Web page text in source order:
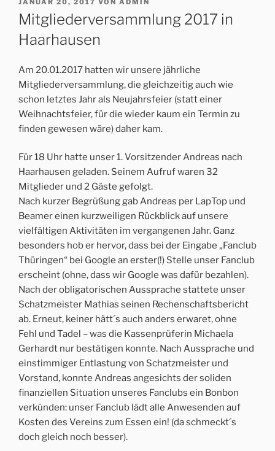
AM
JANUAR 20, 2017 VON ADMIN
Mitgliederversammlung 2017 in
Haarhausen
Am 20.01.2017 hatten wir unsere jährliche
Mitgliederversammlung, die gleichzeitig auch wie
schon letztes Jahr als Neujahrsfeier (statt einer
Weihnachtsfeier, für die wieder kaum ein Termin zu
finden gewesen wäre) daher kam.
Für 18 Uhr hatte unser 1. Vorsitzender Andreas nach
Haarhausen geladen. Seinem Aufruf waren 32
Mitglieder und 2 Gäste gefolgt.
Nach kurzer Begrüßung gab Andreas per LapTop und
Beamer einen kurzweiligen Rückblick auf unsere
vielfältigen Aktivitäten im vergangenen Jahr. Ganz
besonders hob er hervor, dass bei der Eingabe „Fanclub
Thüringen“ bei Google an erster(!) Stelle unser Fanclub
erscheint (ohne, dass wir Google was dafür bezahlen).
Nach der obligatorischen Aussprache stattete unser
Schatzmeister Mathias seinen Rechenschaftsbericht
ab. Erneut, keiner hätt´s auch anders erwaret, ohne
Fehl und Tadel – was die Kassenprüferin Michaela
Gerhardt nur bestätigen konnte. Nach Aussprache und
einstimmiger Entlastung von Schatzmeister und
Vorstand, konnte Andreas angesichts der soliden
finanziellen Situation unseres Fanclubs ein Bonbon
verkünden: unser Fanclub lädt alle Anwesenden auf
Kosten des Vereins zum Essen ein! (da schmeckt´s
doch gleich noch besser).